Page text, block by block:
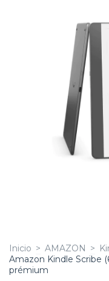
Inicio > AMAZON >
Amazon Kindle Scribe
prémium